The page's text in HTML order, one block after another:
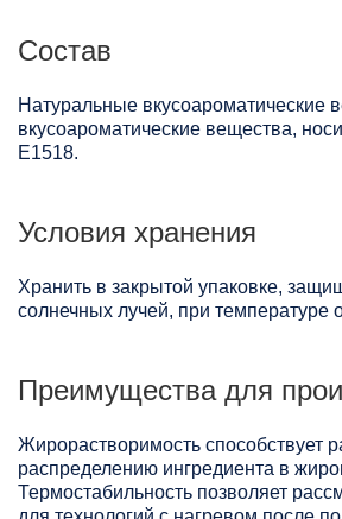
Состав
Натуральные вкусоароматические
вкусоароматические вещества,
Е1518.
Условия хранения
Хранить в закрытой упаковке,
солнечных лучей, при температуре
Преимущества для
Жирорастворимость способствует
распределению ингредиента в
Термостабильность позволяет